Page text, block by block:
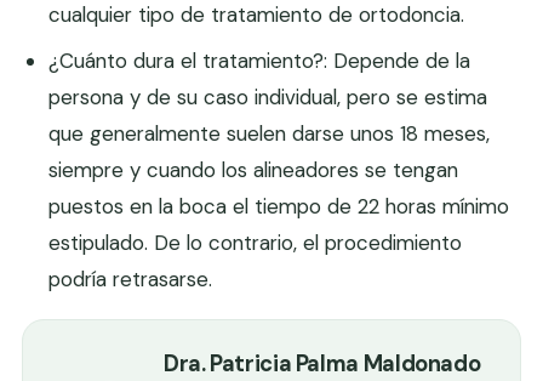
cualquier tipo de tratamiento de ortodoncia.
¿Cuánto dura el tratamiento?: Depende de la
persona y de su caso individual, pero se estima
que generalmente suelen darse unos 18 meses,
siempre y cuando los alineadores se tengan
puestos en la boca el tiempo de 22 horas mínimo
estipulado. De lo contrario, el procedimiento
podría retrasarse.
Dra. Patricia Palma Maldonado